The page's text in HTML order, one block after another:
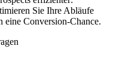
Sie Ihre Abläufe
eine Conversion-Chance.